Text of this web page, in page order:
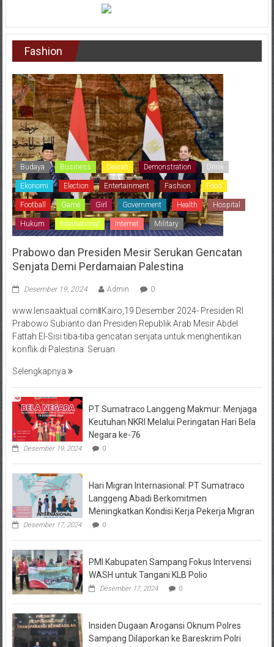
Fashion
Budaya Business Dearah Demonstration Drink
Ekonomi Election Entertainment Fashion Food
Football Game Girl Government Health Hospital
Hukum International Internet Military
Prabowo dan Presiden Mesir Serukan Gencatan
Senjata Demi Perdamaian Palestina
Desember 19, 2024 Admin 0
www.lensaaktual.comǁKairo,19 Desember 2024- Presiden RI
Prabowo Subianto dan Presiden Republik Arab Mesir Abdel
Fattah El-Sisi tiba-tiba gencatan senjata untuk menghentikan
konflik di Palestina. Seruan
Selengkapnya
PT Sumatraco Langgeng Makmur: Menjaga
Keutuhan NKRI Melalui Peringatan Hari Bela
Negara ke-76
Desember 19, 2024 0
Hari Migran Internasional: PT Sumatraco
Langgeng Abadi Berkomitmen
Meningkatkan Kondisi Kerja Pekerja Migran
Desember 17, 2024 0
PMI Kabupaten Sampang Fokus Intervensi
WASH untuk Tangani KLB Polio
Desember 17, 2024 0
Insiden Dugaan Arogansi Oknum Polres
Sampang Dilaporkan ke Bareskrim Polri